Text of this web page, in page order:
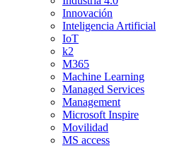
Innovación
Inteligencia Artificial
IoT
k2
M365
Machine Learning
Managed Services
Management
Microsoft Inspire
Movilidad
MS access